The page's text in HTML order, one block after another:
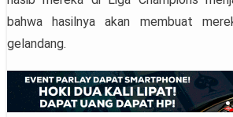
bahwa hasilnya akan membuat
gelandang.